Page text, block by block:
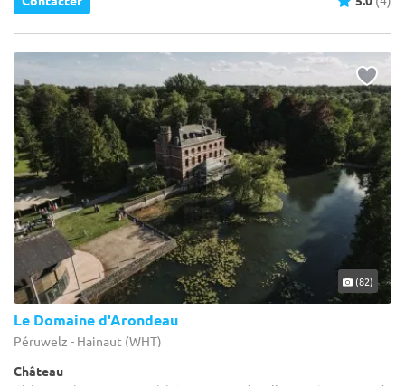
(82)
Le Domaine d'Arondeau
Péruwelz - Hainaut (WHT)
Château